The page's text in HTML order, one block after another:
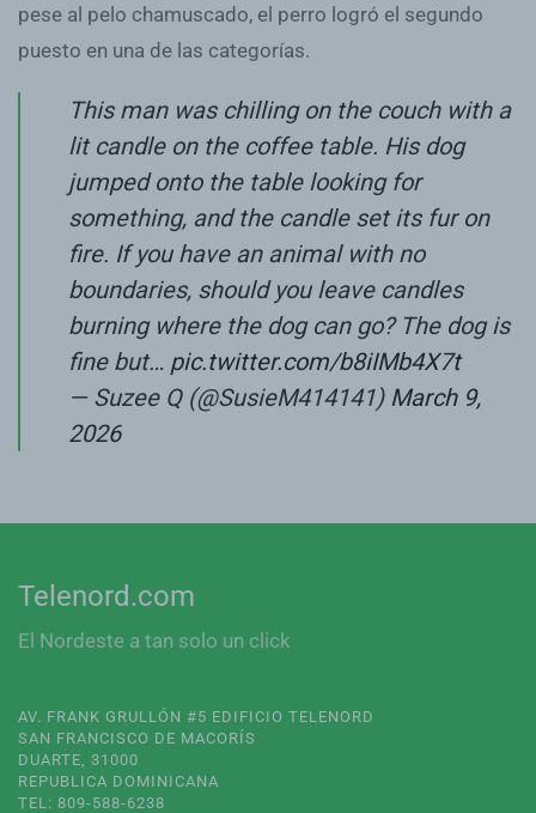
pese al pelo chamuscado, el perro logró el segundo
puesto en una de las categorías.
This man was chilling on the couch with a
lit candle on the coffee table. His dog
jumped onto the table looking for
something, and the candle set its fur on
fire. If you have an animal with no
boundaries, should you leave candles
burning where the dog can go? The dog is
fine but… pic.twitter.com/b8iIMb4X7t
— Suzee Q (@SusieM414141) March 9,
2026
Telenord.com
El Nordeste a tan solo un click
AV. FRANK GRULLÓN #5 EDIFICIO TELENORD
SAN FRANCISCO DE MACORÍS
DUARTE, 31000
REPUBLICA DOMINICANA
TEL: 809-588-6238